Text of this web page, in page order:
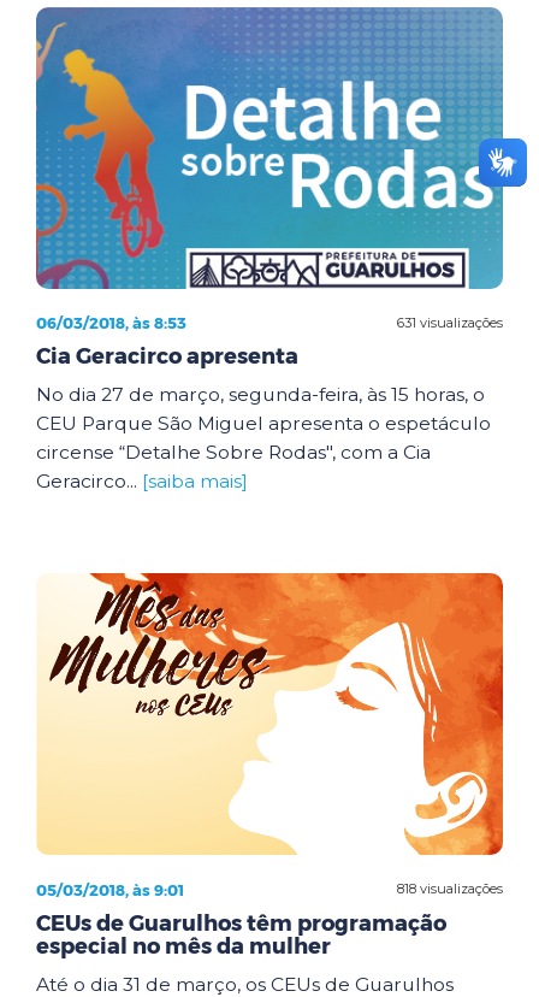
631 visualizações
06/03/2018, às 8:53
Cia Geracirco apresenta
No dia 27 de março, segunda-feira, às 15 horas, o
CEU Parque São Miguel apresenta o espetáculo
circense “Detalhe Sobre Rodas", com a Cia
Geracirco... [saiba mais]
818 visualizações
05/03/2018, às 9:01
CEUs de Guarulhos têm programação
especial no mês da mulher
Até o dia 31 de março, os CEUs de Guarulhos